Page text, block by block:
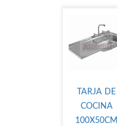
TARJA DE
COCINA
100X50CM